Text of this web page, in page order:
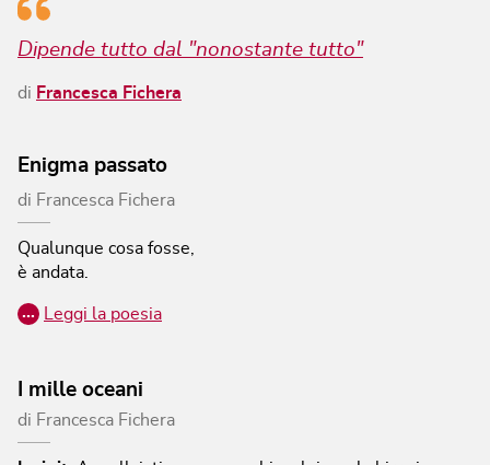
Dipende tutto dal "nonostante tutto"
di Francesca Fichera
Enigma passato
di Francesca Fichera
Qualunque cosa fosse,
è andata.
… Leggi la poesia
I mille oceani
di Francesca Fichera